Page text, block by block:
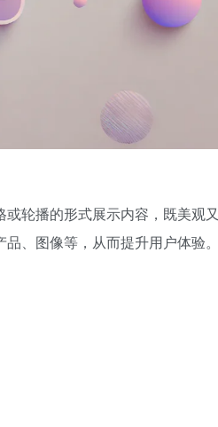
轮播的形式展示内容，既美观又
、图像等，从而提升用户体验。